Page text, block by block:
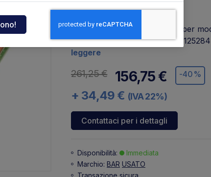
Scheda elettronica 01.125284 per
riferimento originale il cod.
leggere
261,25 € 156,75 € -40%
+ 34,49 € (IVA 22%)
Contattaci per i dettagli
Disponibilità:
Immediata
Marchio: BAR USATO
Transazione sicura